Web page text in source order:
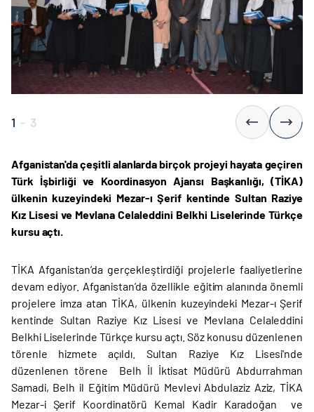
1 - 3
Afganistan'da çeşitli alanlarda birçok projeyi hayata geçiren
Türk İşbirliği ve Koordinasyon Ajansı Başkanlığı, (TİKA)
ülkenin kuzeyindeki Mezar-ı Şerif kentinde Sultan Raziye
Kız Lisesi ve Mevlana Celaleddini Belkhi Liselerinde Türkçe
kursu açtı.
TİKA Afganistan’da gerçekleştirdiği projelerle faaliyetlerine
devam ediyor. Afganistan’da özellikle eğitim alanında önemli
projelere imza atan TİKA, ülkenin kuzeyindeki Mezar-ı Şerif
kentinde Sultan Raziye Kız Lisesi ve Mevlana Celaleddini
Belkhi Liselerinde Türkçe kursu açtı. Söz konusu düzenlenen
törenle hizmete açıldı. Sultan Raziye Kız Lisesi'nde
düzenlenen törene Belh İl İktisat Müdürü Abdurrahman
Samadi, Belh il Eğitim Müdürü Mevlevi Abdulaziz Aziz, TİKA
Mezar-i Şerif Koordinatörü Kemal Kadir Karadoğan ve